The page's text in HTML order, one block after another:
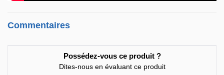
Commentaires
Possédez-vous ce produit ?
Dites-nous en évaluant ce produit